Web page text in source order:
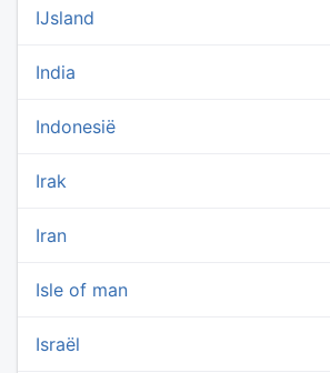
IJsland
India
Indonesië
Irak
Iran
Isle of man
Israël